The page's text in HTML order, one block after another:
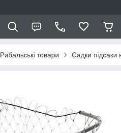
Рибальські товари Садки підсаки